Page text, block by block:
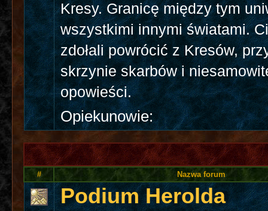
Kresy. Granicę między tym
wszystkimi innymi światami.
zdołali powrócić z Kresów,
skrzynie skarbów i
opowieści.
Opiekunowie:
# Nazwa forum
Podium Herolda